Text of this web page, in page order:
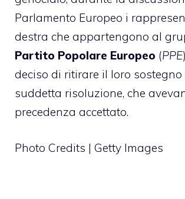
Parlamento Europeo i
destra che appartengono al
Partito Popolare Europeo (PPE
deciso di ritirare il loro sostegno
suddetta risoluzione, che
precedenza accettato.
Photo Credits | Getty Images